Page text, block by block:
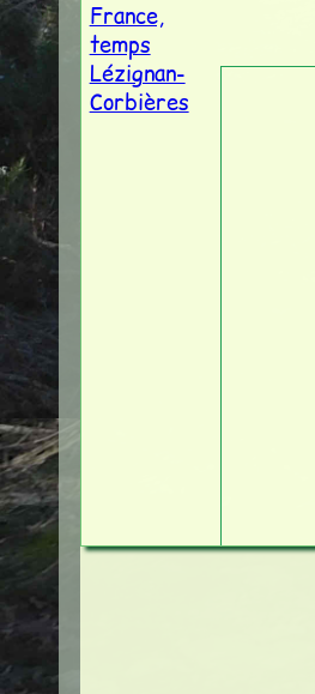
France,
temps
Lézignan-
Corbières